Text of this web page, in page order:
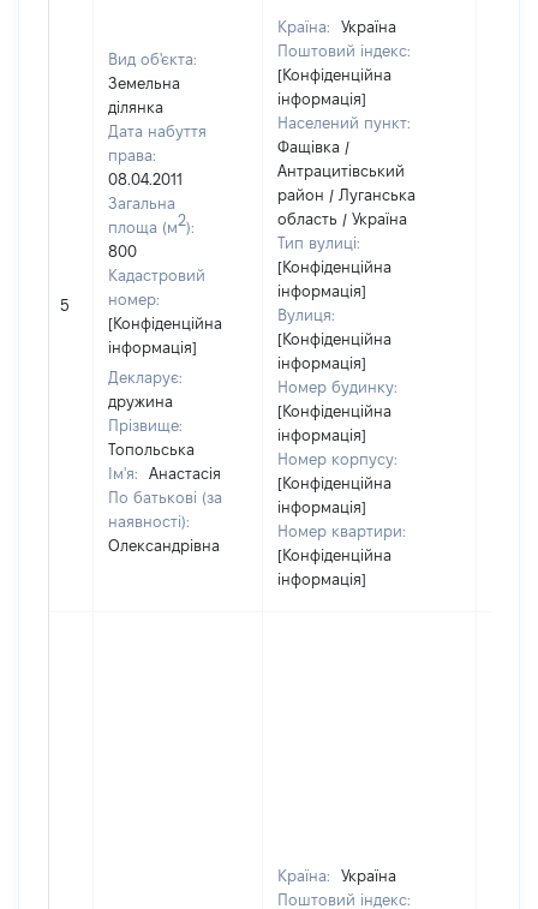
5
Вид об'єкта:
Земельна
ділянка
Дата набуття
права:
08.04.2011
Загальна
площа (м2):
800
Кадастровий
номер:
[Конфіденційна
інформація]
Декларує:
дружина
Прізвище:
Топольська
Ім'я:
Анастасія
По батькові (за
наявності):
Олександрівна
Країна:
Україна
Поштовий індекс:
[Конфіденційна
інформація]
Населений пункт:
Фащівка /
Антрацитівський
район / Луганська
область / Україна
Тип вулиці:
[Конфіденційна
інформація]
Вулиця:
[Конфіденційна
інформація]
Номер будинку:
[Конфіденційна
інформація]
Номер корпусу:
[Конфіденційна
інформація]
Номер квартири:
[Конфіденційна
інформація]
Країна:
Україна
Поштовий індекс: